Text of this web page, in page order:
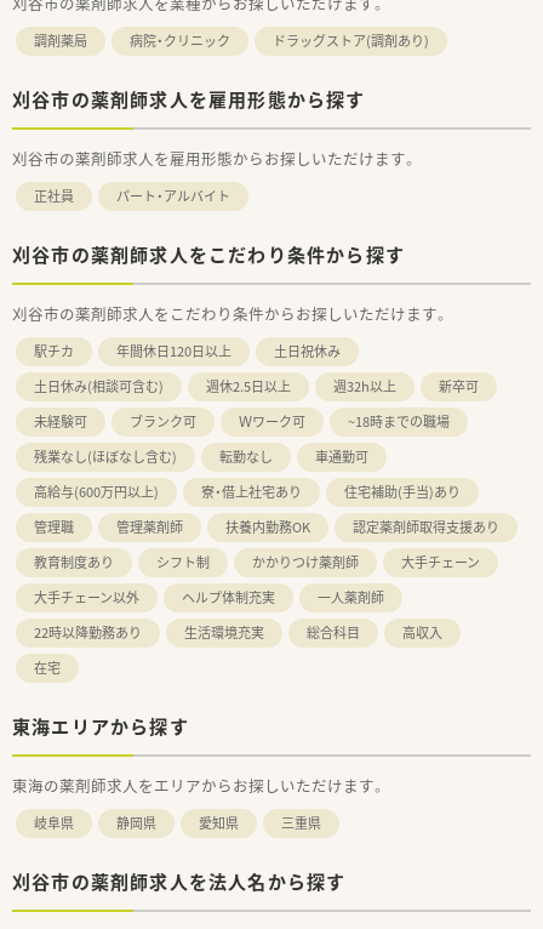
調剤薬局 病院・クリニック ドラッグストア(調剤あり)
刈谷市の薬剤師求人を雇用形態から探す
刈谷市の薬剤師求人を雇用形態からお探しいただけます。
正社員 パート・アルバイト
刈谷市の薬剤師求人をこだわり条件から探す
刈谷市の薬剤師求人をこだわり条件からお探しいただけます。
駅チカ 年間休日120日以上
土日祝休み
土日休み(相談可含む)
週休2.5日以上 週32h以上
新卒可
未経験可
ブランク可 Ｗワーク可
~18時までの職場
残業なし(ほぼなし含む)
転勤なし
車通勤可
高給与(600万円以上)
寮・借上社宅あり
住宅補助(手当)あり
管理職
管理薬剤師 扶養内勤務OK
認定薬剤師取得支援あり
教育制度あり
シフト制 かかりつけ薬剤師
大手チェーン
大手チェーン以外
ヘルプ体制充実
一人薬剤師
22時以降勤務あり
生活環境充実 総合科目
高収入
在宅
東海エリアから探す
東海の薬剤師求人をエリアからお探しいただけます。
岐阜県 静岡県 愛知県 三重県
刈谷市の薬剤師求人を法人名から探す